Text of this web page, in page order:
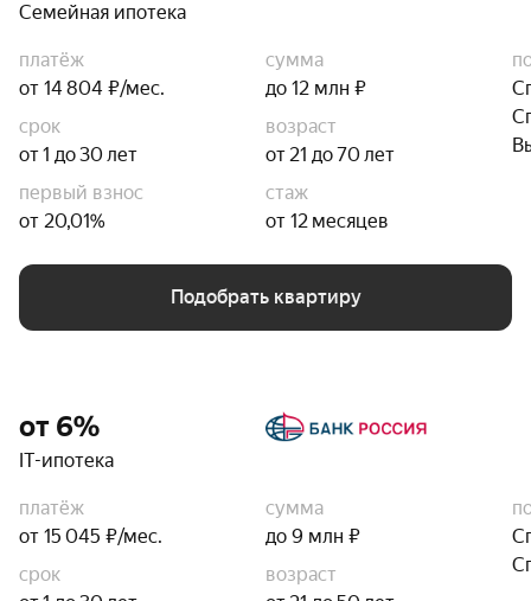
Семейная ипотека
платёж
от 14 804 ₽/мес.
сумма
до 12 млн ₽
срок
от 1 до 30 лет
возраст
от 21 до 70 лет
первый взнос
от 20,01%
стаж
от 12 месяцев
Подобрать квартиру
от 6%
IT-ипотека
платёж
от 15 045 ₽/мес.
сумма
до 9 млн ₽
срок
возраст